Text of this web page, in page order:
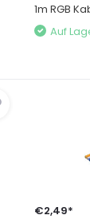
1m RGB
Auf
€2,49*